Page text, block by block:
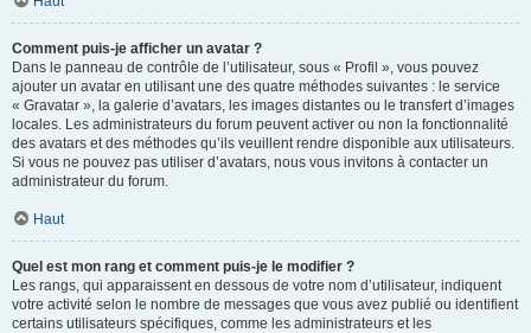
Comment puis-je afficher un avatar ?
Dans le panneau de contrôle de l’utilisateur, sous « Profil », vous pouvez
ajouter un avatar en utilisant une des quatre méthodes suivantes : le service
« Gravatar », la galerie d’avatars, les images distantes ou le transfert d’images
locales. Les administrateurs du forum peuvent activer ou non la fonctionnalité
des avatars et des méthodes qu’ils veuillent rendre disponible aux utilisateurs.
Si vous ne pouvez pas utiliser d’avatars, nous vous invitons à contacter un
administrateur du forum.
Haut
Quel est mon rang et comment puis-je le modifier ?
Les rangs, qui apparaissent en dessous de votre nom d’utilisateur, indiquent
votre activité selon le nombre de messages que vous avez publié ou identifient
certains utilisateurs spécifiques, comme les administrateurs et les